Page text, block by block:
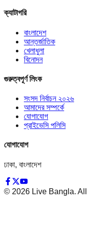
ক্যাটাগরি
বাংলাদেশ
আন্তর্জাতিক
খেলাধুলা
বিনোদন
গুরুত্বপূর্ণ লিংক
সংসদ নির্বাচন ২০২৬
আমাদের সম্পর্কে
যোগাযোগ
প্রাইভেসি পলিসি
যোগাযোগ
ঢাকা, বাংলাদেশ
© 2026 Live Bangla.